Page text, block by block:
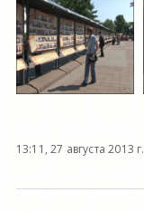
13:11, 27 августа 2013 г.